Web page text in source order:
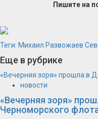
Пишите на
Теги: Михаил Развожаев
Еще в рубрике
«Вечерняя зоря» прошла в
новости
«Вечерняя зоря»
Черноморского